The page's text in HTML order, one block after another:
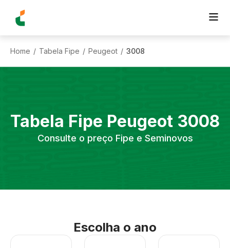
Home / Tabela Fipe / Peugeot / 3008
Tabela Fipe Peugeot 3008
Consulte o preço Fipe e Seminovos
Escolha o ano